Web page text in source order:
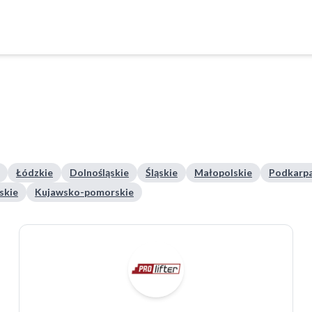
Łódzkie Dolnośląskie Śląskie Małopolskie
Kujawsko-pomorskie